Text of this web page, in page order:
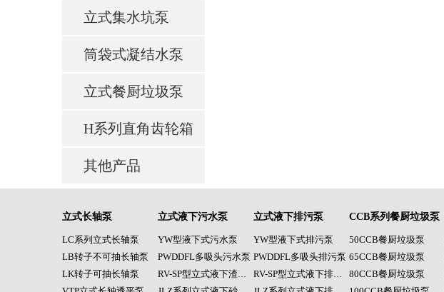
立式集水坑泵
筒袋式凝结水泵
立式餐厨垃圾泵
H系列直角齿轮箱
其他产品
立式长轴泵
LC系列立式长轴泵
LB转子不可抽长轴泵
LK转子可抽长轴泵
立式液下污水泵
YW型液下式污水泵
PWDDFL多吸头污水泵
RV-SP型立式液下渣浆泵
立式液下排污泵
YW型液下式排污泵
PWDDFL多吸头排污泵
RV-SP型立式液下排污泵
CCB系列餐厨垃圾泵
50CCB餐厨垃圾泵
65CCB餐厨垃圾泵
80CCB餐厨垃圾泵